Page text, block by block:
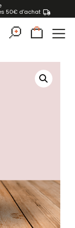
50€ d'achat